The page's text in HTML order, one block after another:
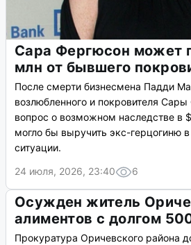
Сара Фергюсон может
млн от бывшего
После смерти бизнесмена Падди
возлюбленного и покровителя
вопрос о возможном наследстве в
могло бы выручить экс-герцогиню
ситуации.
24 июля, 2026, 23:40
6
Осужден житель
алиментов с долгом
Прокуратура Оричевского района